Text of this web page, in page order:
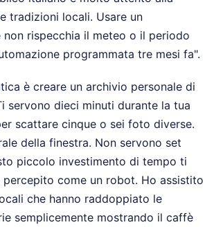
tradizioni locali. Usare un
non rispecchia il meteo o il periodo
programmata tre mesi fa".
è creare un archivio personale di
servono dieci minuti durante la tua
scattare cinque o sei foto diverse.
della finestra. Non servono set
piccolo investimento di tempo ti
percepito come un robot. Ho assistito
che hanno raddoppiato le
semplicemente mostrando il caffè